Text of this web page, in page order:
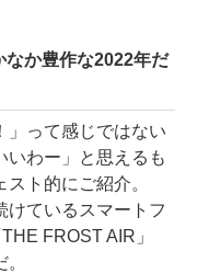
なか豊作な2022年だ
って感じではない
いわー」と思えるも
ト的にご紹介。
ているスマートフ
FROST AIR」